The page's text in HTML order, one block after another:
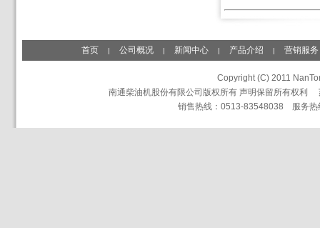
首页 | 公司概况 | 新闻中心 | 产品介绍 | 营销服务
Copyright (C) 2011
南通柴油机股份有限公司版权所有 声明保留所有权利
销售热线：0513-83548038 服务热